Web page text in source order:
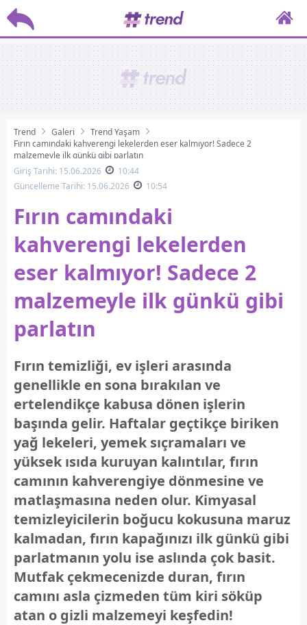
Trend Galeri
Trend Yaşam
Fırın camındaki kahverengi lekelerden eser kalmıyor! Sadece 2
malzemeyle ilk günkü gibi parlatın
Giriş Tarihi: 15.06.2026
10:44
Güncelleme Tarihi: 15.06.2026
10:54
Fırın camındaki
kahverengi lekelerden
eser kalmıyor! Sadece 2
malzemeyle ilk günkü gibi
parlatın
Fırın temizliği, ev işleri arasında
genellikle en sona bırakılan ve
ertelendikçe kabusa dönen işlerin
başında gelir. Haftalar geçtikçe biriken
yağ lekeleri, yemek sıçramaları ve
yüksek ısıda kuruyan kalıntılar, fırın
camının kahverengiye dönmesine ve
matlaşmasına neden olur. Kimyasal
temizleyicilerin boğucu kokusuna maruz
kalmadan, fırın kapağınızı ilk günkü gibi
parlatmanın yolu ise aslında çok basit.
Mutfak çekmecenizde duran, fırın
camını asla çizmeden tüm kiri söküp
atan o gizli malzemeyi keşfedin!